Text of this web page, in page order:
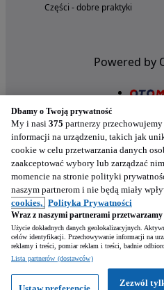
Części - dobre praktyki
Powered by
Nasze aplikacje w
Dbamy o Twoją prywatność
My i nasi 375 partnerzy
informacji na urządzeniu, takich jak
cookie w celu przetwarzania danych
zaakceptować wybory lub zarządzać
momencie na stronie polityki
naszym partnerom i nie będą miały
cookies, Polityka Prywatności
Wraz z naszymi partnerami przetwarzamy
Użycie dokładnych danych geolokalizacyjnych.
celów identyfikacji. Przechowywanie informacji na
reklamy i treści, pomiar reklam i treści, badnie
Lista partnerów (dostawców)
Zezwól
Ustaw preferencje